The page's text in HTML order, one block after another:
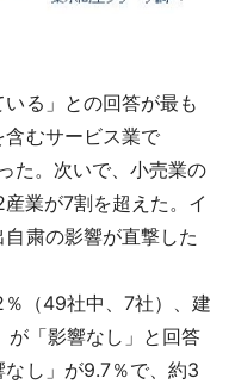
る」との回答が最も
むサービス業で
た。次いで、小売業の
業が7割を超えた。イ
粛の影響が直撃した
（49社中、7社）、建
「影響なし」と回答
なし」が9.7％で、約3